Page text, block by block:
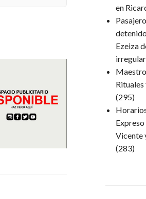
en
Ezeiza
(295)
Expreso
Vicente
(283)